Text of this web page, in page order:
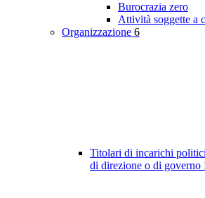
Burocrazia zero
Attività soggette a
Organizzazione 6
Titolari di incarichi
di direzione o di governo